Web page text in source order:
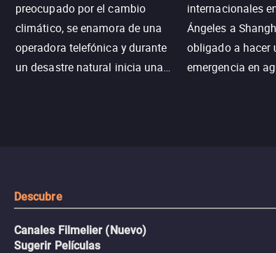
preocupado por el cambio
climático, se enamora de una
operadora telefónica y durante
un desastre natural inicia una
internacionales
Ángeles a
obligado a hacer
emergencia en
Descubre
Canales Filmelier (Nuevo)
Sugerir Películas